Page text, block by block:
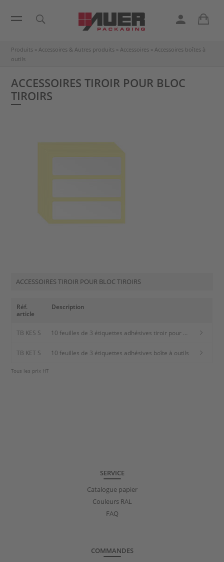
Produits » Accessoires & Autres produits » Accessoires » Accessoires boîtes à
outils
ACCESSOIRES TIROIR POUR BLOC
TIROIRS
ACCESSOIRES TIROIR POUR BLOC TIROIRS
Réf.
article
Description
TB KES S
10 feuilles de 3 étiquettes adhésives tiroir pour
TB KET S
10 feuilles de 3 étiquettes adhésives boîte à outils
Tous les prix HT
SERVICE
Catalogue papier
Couleurs RAL
FAQ
COMMANDES